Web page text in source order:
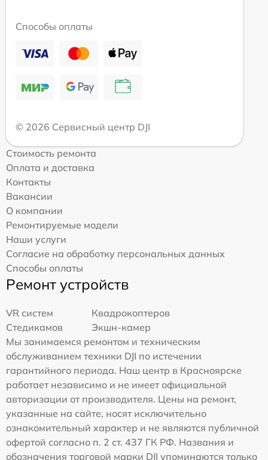
Способы оплаты
© 2026 Сервисный центр DJI
Стоимость ремонта
Оплата и доставка
Контакты
Вакансии
О компании
Ремонтируемые модели
Наши услуги
Согласие на обработку персональных данных
Способы оплаты
Ремонт устройств
VR систем
Квадрокоптеров
Стедикамов
Экшн-камер
Мы занимаемся ремонтом и техническим
обслуживанием техники DJI по истечении
гарантийного периода. Наш центр в Красноярске
работает независимо и не имеет официальной
авторизации от производителя. Цены на ремонт,
указанные на сайте, носят исключительно
ознакомительный характер и не являются публичной
офертой согласно п. 2 ст. 437 ГК РФ. Названия и
обозначения торговой марки DJI упоминаются только